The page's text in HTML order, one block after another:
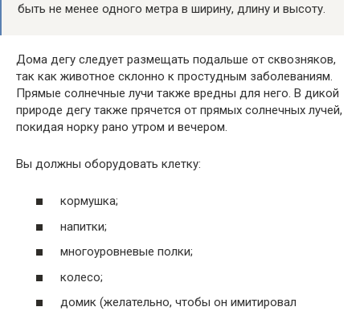
быть не менее одного метра в ширину, длину и высоту.
Дома дегу следует размещать подальше от сквозняков,
так как животное склонно к простудным заболеваниям.
Прямые солнечные лучи также вредны для него. В дикой
природе дегу также прячется от прямых солнечных лучей,
покидая норку рано утром и вечером.
Вы должны оборудовать клетку:
кормушка;
напитки;
многоуровневые полки;
колесо;
домик (желательно, чтобы он имитировал